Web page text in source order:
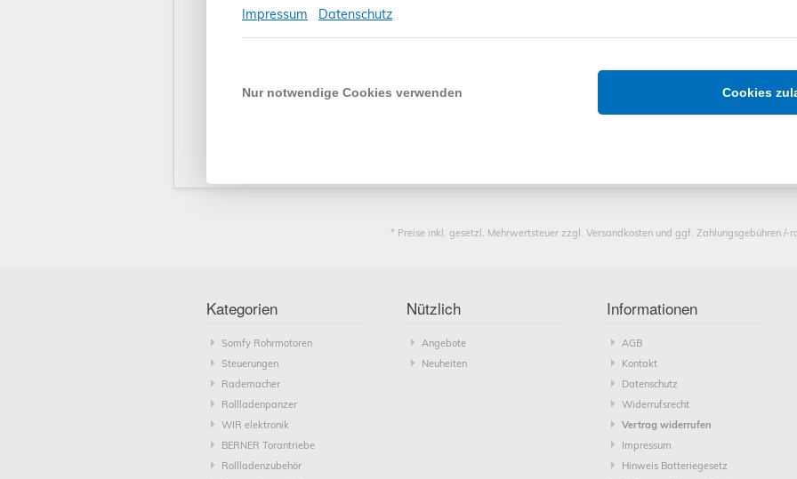
Kunden kauften auch:
* Preise inkl. gesetzl. Mehrwertsteuer zzgl. Versandkosten und ggf. Zahlungsgebühren /-
Kategorien
Somfy Rohrmotoren
Steuerungen
Rademacher
Rollladenpanzer
WIR elektronik
BERNER Torantriebe
Rollladenzubehör
Nützlich
Angebote
Neuheiten
Informationen
AGB
Kontakt
Datenschutz
Widerrufsrecht
Vertrag widerrufen
Impressum
Hinweis Batteriegesetz
Impressum
Datenschutz
Nur notwendige Cookies verwenden Cookies